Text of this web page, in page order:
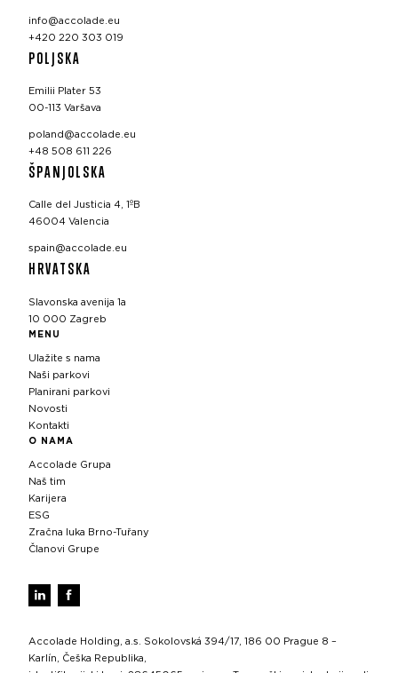
info@accolade.eu
+420 220 303 019
POLJSKA
Emilii Plater 53
00-113 Varšava
poland@accolade.eu
+48 508 611 226
ŠPANJOLSKA
Calle del Justicia 4, 1ºB
46004 Valencia
spain@accolade.eu
HRVATSKA
Slavonska avenija 1a
10 000 Zagreb
MENU
Ulažite s nama
Naši parkovi
Planirani parkovi
Novosti
Kontakti
O NAMA
Accolade Grupa
Naš tim
Karijera
ESG
Zračna luka Brno-Tuřany
Članovi Grupe
Accolade Holding, a.s. Sokolovská 394/17, 186 00 Prague 8 –
Karlín, Češka Republika,